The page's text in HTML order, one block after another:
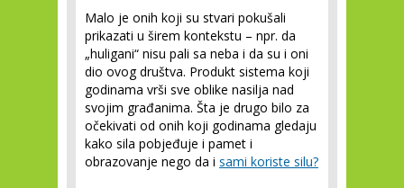
Malo je onih koji su stvari pokušali
prikazati u širem kontekstu – npr. da
„huligani“ nisu pali sa neba i da su i oni
dio ovog društva. Produkt sistema koji
godinama vrši sve oblike nasilja nad
svojim građanima. Šta je drugo bilo za
očekivati od onih koji godinama gledaju
kako sila pobjeđuje i pamet i
obrazovanje nego da i sami koriste silu?